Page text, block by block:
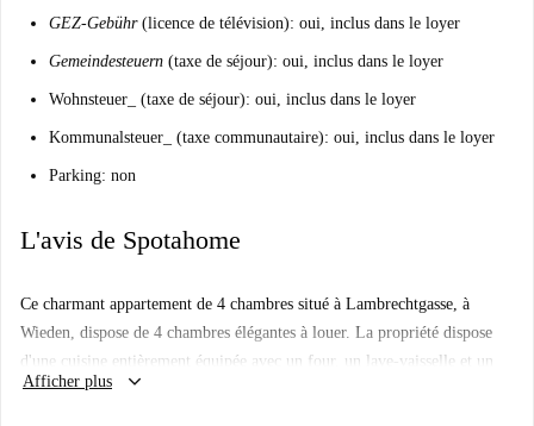
GEZ-Gebühr(licence de télévision): oui, inclus dans le loyer
Gemeindesteuern (taxe de séjour): oui, inclus dans le loyer
Wohnsteuer_ (taxe de séjour): oui, inclus dans le loyer
Kommunalsteuer_ (taxe communautaire): oui, inclus dans le loyer
Parking: non
L'avis de Spotahome
Ce charmant appartement de 4 chambres situé à Lambrechtgasse, à
Wieden, dispose de 4 chambres élégantes à louer. La propriété dispose
d'une cuisine entièrement équipée avec un four, un lave-vaisselle et un
grand réfrigérateur. Il y a une salle de bain spacieuse et le chauffage est
Afficher plus keyboard_arrow_down